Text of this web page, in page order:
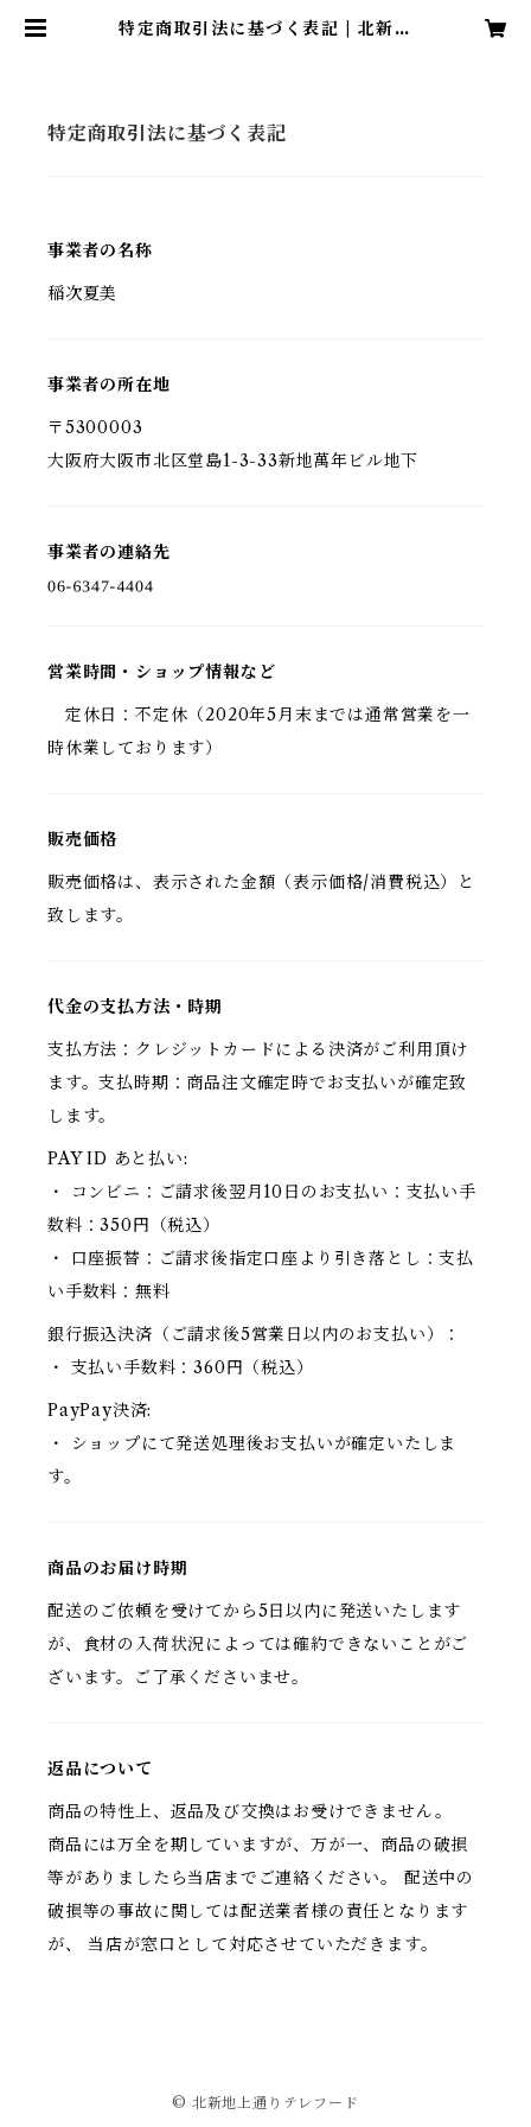
特定商取引法に基づく表記 | 北新地
特定商取引法に基づく表記
事業者の名称
稲次夏美
事業者の所在地
〒5300003
大阪府大阪市北区堂島1-3-33新地萬年ビル地下
事業者の連絡先
営業時間・ショップ情報など
定休日：不定休（2020年5月末までは通常営業を一
時休業しております）
販売価格
販売価格は、表示された金額（表示価格/消費税込）と
致します。
代金の支払方法・時期
支払方法：クレジットカードによる決済がご利用頂け
ます。支払時期：商品注文確定時でお支払いが確定致
します。
PAY ID あと払い:
・ コンビニ：ご請求後翌月10日のお支払い：支払い手
数料：350円（税込）
・ 口座振替：ご請求後指定口座より引き落とし：支払
い手数料：無料
銀行振込決済（ご請求後5営業日以内のお支払い）：
・ 支払い手数料：360円（税込）
PayPay決済:
・ ショップにて発送処理後お支払いが確定いたしま
す。
商品のお届け時期
配送のご依頼を受けてから5日以内に発送いたします
が、食材の入荷状況によっては確約できないことがご
ざいます。ご了承くださいませ。
返品について
商品の特性上、返品及び交換はお受けできません。
商品には万全を期していますが、万が一、商品の破損
等がありましたら当店までご連絡ください。 配送中の
破損等の事故に関しては配送業者様の責任となります
が、 当店が窓口として対応させていただきます。
© 北新地上通りテレフード